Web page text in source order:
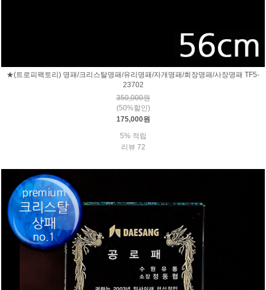
★(트로피팩토리) 명패/크리스탈명패/유리명패/자개명패/회장명패/사장명패 TF5-
23702
350,000원
(50%할인)
175,000원
5% 적립
리뷰 72